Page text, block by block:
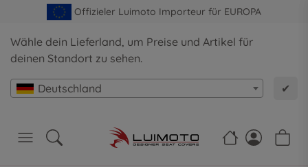
Offizieler Luimoto Importeur für EUROPA
Wähle dein Lieferland, um Preise und Artikel für
deinen Standort zu sehen.
Deutschland ✔